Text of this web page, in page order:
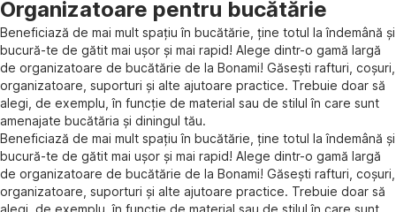
Organizatoare pentru bucătărie
Beneficiază de mai mult spațiu în bucătărie, ține totul la îndemână și
bucură-te de gătit mai ușor și mai rapid! Alege dintr-o gamă largă
de organizatoare de bucătărie de la Bonami! Găsești rafturi, coșuri,
organizatoare, suporturi și alte ajutoare practice. Trebuie doar să
alegi, de exemplu, în funcție de material sau de stilul în care sunt
amenajate bucătăria și diningul tău.
Beneficiază de mai mult spațiu în bucătărie, ține totul la îndemână și
bucură-te de gătit mai ușor și mai rapid! Alege dintr-o gamă largă
de organizatoare de bucătărie de la Bonami! Găsești rafturi, coșuri,
organizatoare, suporturi și alte ajutoare practice. Trebuie doar să
alegi, de exemplu, în funcție de material sau de stilul în care sunt